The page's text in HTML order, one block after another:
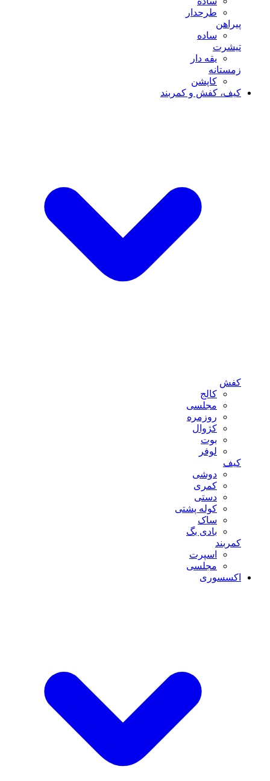
طرحدار
پیراهن
ساده
تیشرت
یقه دار
زمستانه
کاپشن
کیف، کفش و کمربند
کفش
کالج
مجلسی
روزمره
کژوال
بوت
لوفر
کیف
دوشی
کمری
دستی
کوله پشتی
ساک
بادی بگ
کمربند
اسپرت
مجلسی
اکسسوری